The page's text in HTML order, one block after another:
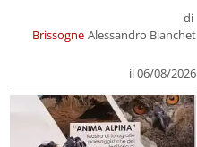
Brissogne
di
Alessandro Bianchet
il 06/08/2026